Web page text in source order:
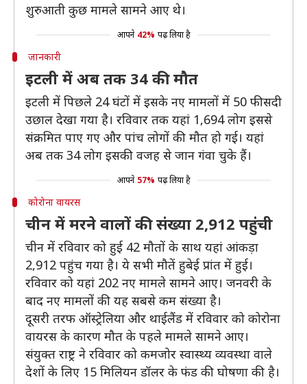
शुरुआती कुछ मामले सामने आए थे।
आपने 42% पढ़ लिया है
जानकारी
इटली में अब तक 34 की मौत
इटली में पिछले 24 घंटों में इसके नए मामलों में 50 फीसदी
उछाल देखा गया है। रविवार तक यहां 1,694 लोग इससे
संक्रमित पाए गए और पांच लोगों की मौत हो गई। यहां
अब तक 34 लोग इसकी वजह से जान गंवा चुके हैं।
आपने 57% पढ़ लिया है
कोरोना वायरस
चीन में मरने वालों की संख्या 2,912 पहुंची
चीन में रविवार को हुई 42 मौतों के साथ यहां आंकड़ा
2,912 पहुंच गया है। ये सभी मौतें हुबेई प्रांत में हुई।
रविवार को यहां 202 नए मामले सामने आए। जनवरी के
बाद नए मामलों की यह सबसे कम संख्या है।
दूसरी तरफ ऑस्ट्रेलिया और थाईलैंड में रविवार को कोरोना
वायरस के कारण मौत के पहले मामले सामने आए।
संयुक्त राष्ट्र ने रविवार को कमजोर स्वास्थ्य व्यवस्था वाले
देशों के लिए 15 मिलियन डॉलर के फंड की घोषणा की है।